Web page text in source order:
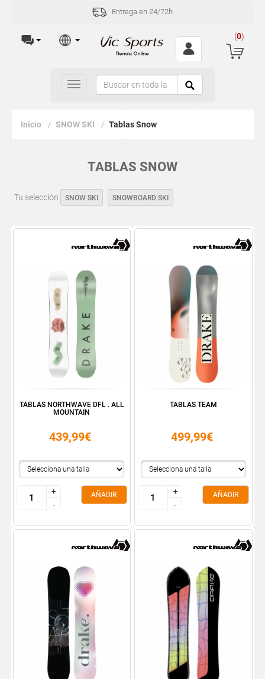
Entrega en 24/72h
(0)
Toggle
navigation
Inicio SNOW SKI Tablas Snow
TABLAS SNOW
Tu selección SNOW SKI SNOWBOARD SKI
TABLAS NORTHWAVE DFL . ALL
MOUNTAIN
439,99€
+
-
+
-
AÑADIR
TABLAS TEAM
499,99€
+
-
+
-
AÑADIR